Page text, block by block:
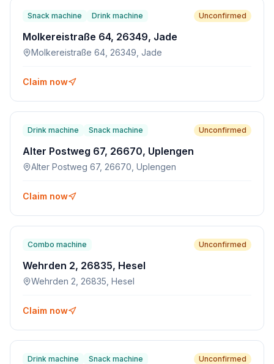
Snack machine Drink machine Unconfirmed
Molkereistraße 64, 26349, Jade
Molkereistraße 64, 26349, Jade
Claim now
Drink machine Snack machine Unconfirmed
Alter Postweg 67, 26670, Uplengen
Alter Postweg 67, 26670, Uplengen
Claim now
Combo machine Unconfirmed
Wehrden 2, 26835, Hesel
Wehrden 2, 26835, Hesel
Claim now
Drink machine Snack machine Unconfirmed